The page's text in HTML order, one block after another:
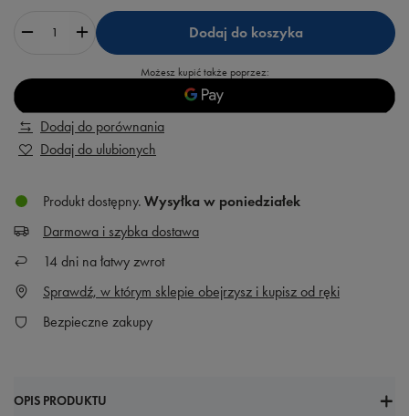
Dodaj do koszyka
Możesz kupić także poprzez:
Dodaj do porównania
Dodaj do ulubionych
Produkt dostępny Wysyłka w poniedziałek
Darmowa i szybka dostawa
14 dni na łatwy zwrot
Sprawdź, w którym sklepie obejrzysz i kupisz od ręki
Bezpieczne zakupy
OPIS PRODUKTU